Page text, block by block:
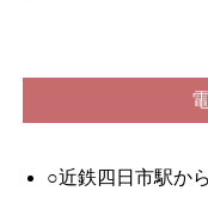
○近鉄四日市駅か